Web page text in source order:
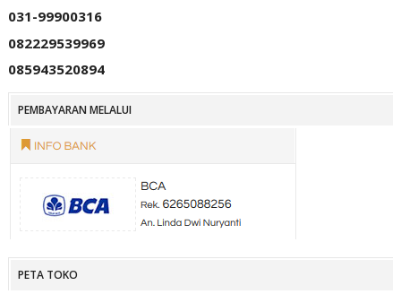
031-99900316
082229539969
085943520894
PEMBAYARAN MELALUI
PETA TOKO